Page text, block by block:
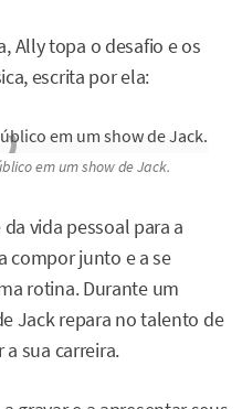
Ally topa o desafio e os
escrita por ela:
em um show de Jack.
vida pessoal para a
compor junto e a se
rotina. Durante um
Jack repara no talento de
a sua carreira.